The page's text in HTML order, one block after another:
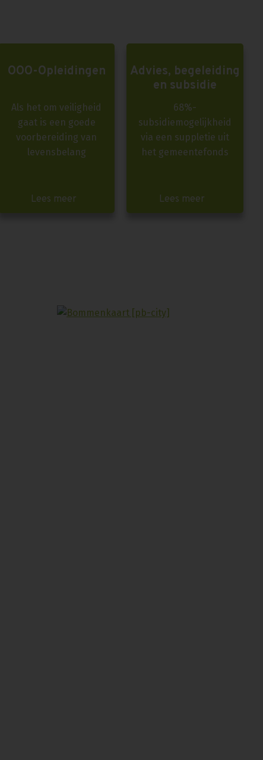
OOO-Opleidingen
Als het om veiligheid
gaat is een goede
voorbereiding van
levensbelang
Lees meer
Advies, begeleiding
en subsidie
68%-
subsidiemogelijkheid
via een suppletie uit
het gemeentefonds
Lees meer